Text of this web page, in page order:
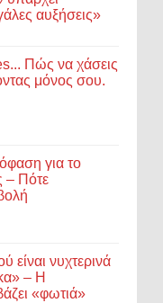
αυξήσεις»
Πώς να χάσεις
μόνος σου.
για το
– Πότε
είναι νυχτερινά
– Η
«φωτιά»